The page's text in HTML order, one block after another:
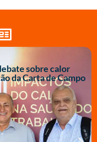
sobre calor
da Carta de Campo